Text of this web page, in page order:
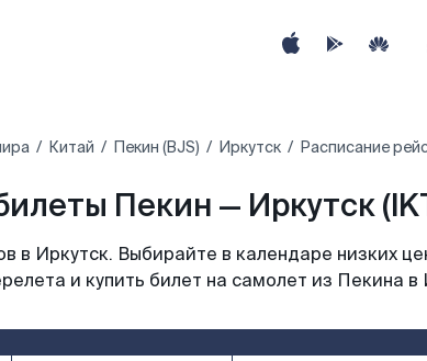
Китай Пекин (BJS) Иркутск Расписание
Пекин — Иркутск
в Иркутск. Выбирайте в календаре низких
и купить билет на самолет из Пекина в